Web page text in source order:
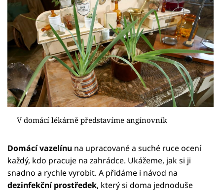
V domácí lékárně představíme angínovník
Domácí vazelínu na upracované a suché ruce ocení
každý, kdo pracuje na zahrádce. Ukážeme, jak si ji
snadno a rychle vyrobit. A přidáme i návod na
dezinfekční prostředek, který si doma jednoduše